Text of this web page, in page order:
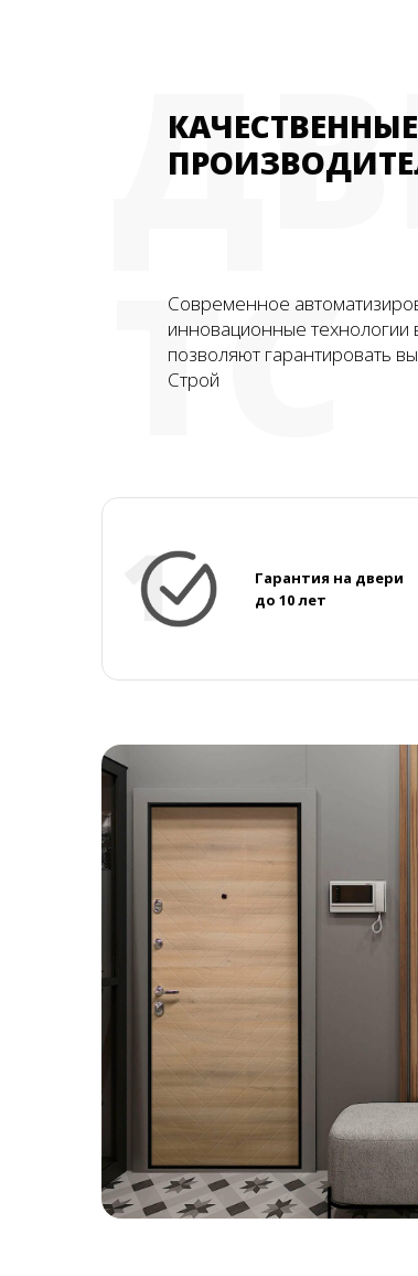
ТС
Современное
инновационные технологии
позволяют гарантировать
Строй
Гарантия на двери
до 10 лет